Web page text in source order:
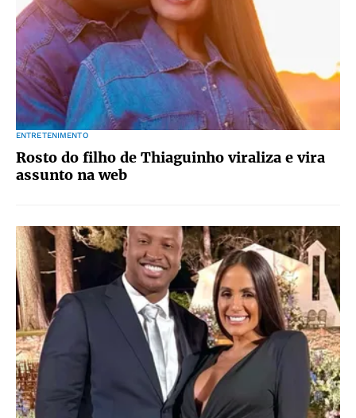
ENTRETENIMENTO
Rosto do filho de Thiaguinho viraliza e vira
assunto na web